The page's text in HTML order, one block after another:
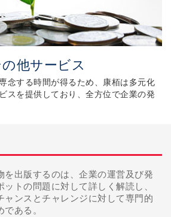
他サービス
念する時間が得るため、康栢は多元化
スを提供しており、全方位で企業の発
専念する時間が得るため、康栢は
トサービスを提供しており、全方
合わせます。サービス概要：
を出版するのは、企業の運営及び発
トの問題に対して詳しく解読し、
ャンスとチャレンジに対して専門的
ある。